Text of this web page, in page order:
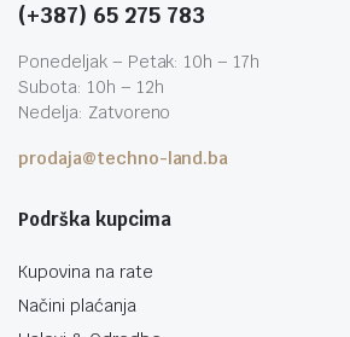
(+387) 65 275 783
Ponedeljak – Petak: 10h – 17h
Subota: 10h – 12h
Nedelja: Zatvoreno
prodaja@techno-land.ba
Podrška kupcima
Kupovina na rate
Načini plaćanja